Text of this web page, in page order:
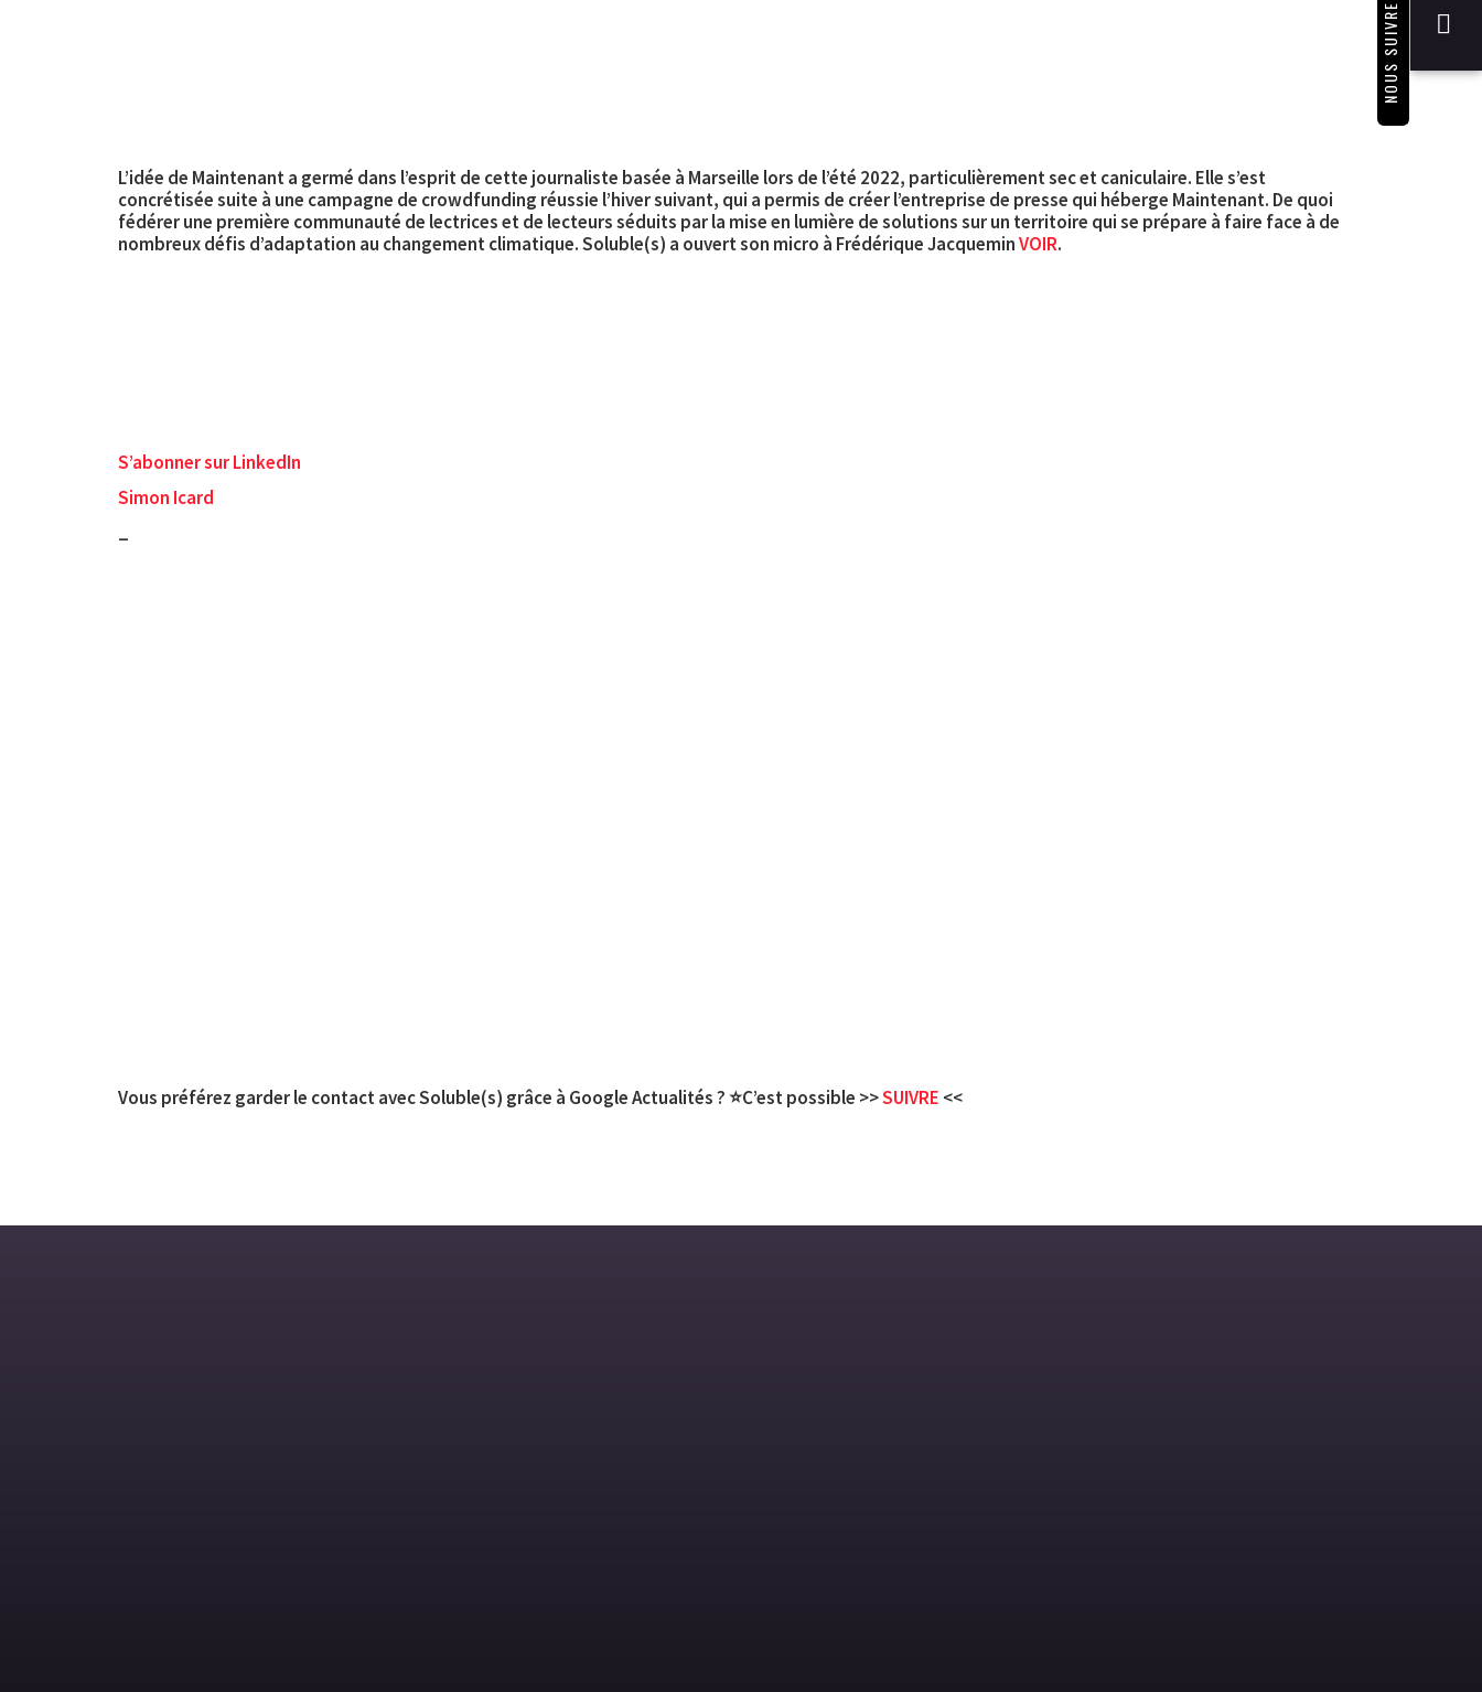
NOUS SUIVRE
L’idée de Maintenant a germé dans l’esprit de cette journaliste basée à Marseille lors de l’été 2022, particulièrement sec et caniculaire. Elle s’est
concrétisée suite à une campagne de crowdfunding réussie l’hiver suivant, qui a permis de créer l’entreprise de presse qui héberge Maintenant. De quoi
fédérer une première communauté de lectrices et de lecteurs séduits par la mise en lumière de solutions sur un territoire qui se prépare à faire face à de
nombreux défis d’adaptation au changement climatique. Soluble(s) a ouvert son micro à Frédérique JacqueminVOIR.
S’abonner sur LinkedIn
Simon Icard
Vous préférez garder le contact avec Soluble(s) grâce à Google Actualités ? ⭐C’est possible >>SUIVRE <<